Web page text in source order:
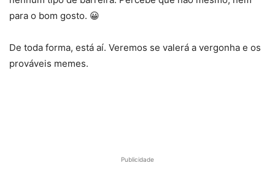
para o bom gosto. 😀
De toda forma, está aí. Veremos se valerá a vergonha e os
prováveis memes.
Publicidade